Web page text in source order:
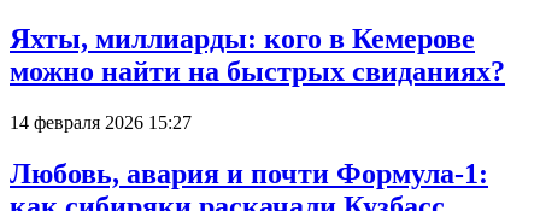
Яхты, миллиарды: кого в Кемерове
можно найти на быстрых свиданиях?
14 февраля 2026 15:27
Любовь, авария и почти Формула-1: